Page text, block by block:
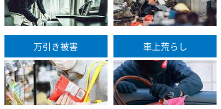
万引き被害 車上荒らし